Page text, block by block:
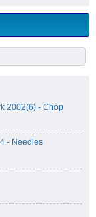
2002(6) - Chop
- Needles